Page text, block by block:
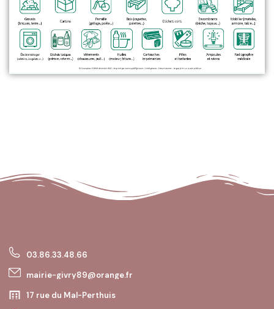
03.86.33.48.66
mairie-givry89@orange.fr
17 rue du Mal-Perthuis